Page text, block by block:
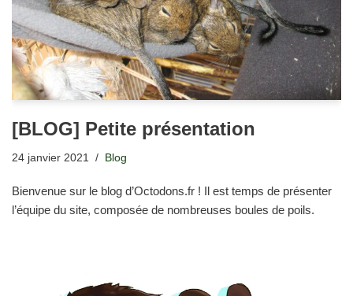
[BLOG] Petite présentation
24 janvier 2021 Blog
Bienvenue sur le blog d’Octodons.fr ! Il est temps de présenter
l’équipe du site, composée de nombreuses boules de poils.